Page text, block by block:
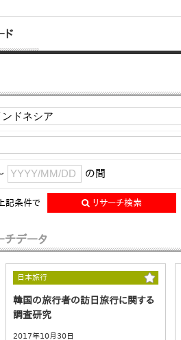
ド
の間
記条件で リサーチ検索
データ
日本旅行
韓国の旅行者の訪日旅行に関する
調査研究
2017年10月30日